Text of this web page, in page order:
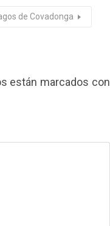
de Covadonga
están marcados con